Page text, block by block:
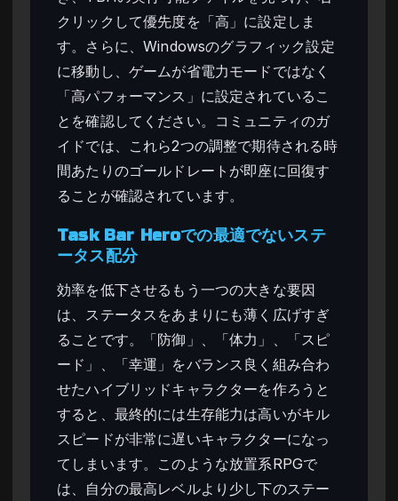
クリックして優先度を「高」に設定しま
す。さらに、Windowsのグラフィック設定
に移動し、ゲームが省電力モードではなく
「高パフォーマンス」に設定されているこ
とを確認してください。コミュニティのガ
イドでは、これら2つの調整で期待される時
間あたりのゴールドレートが即座に回復す
ることが確認されています。
Task Bar Heroでの最適でないステ
ータス配分
効率を低下させるもう一つの大きな要因
は、ステータスをあまりにも薄く広げすぎ
ることです。「防御」、「体力」、「スピ
ード」、「幸運」をバランス良く組み合わ
せたハイブリッドキャラクターを作ろうと
すると、最終的には生存能力は高いがキル
スピードが非常に遅いキャラクターになっ
てしまいます。このような放置系RPGで
は、自分の最高レベルより少し下のステー